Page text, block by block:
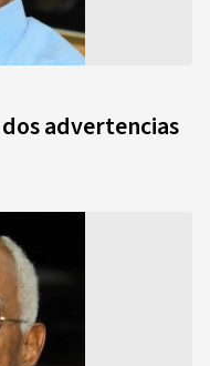
dos advertencias